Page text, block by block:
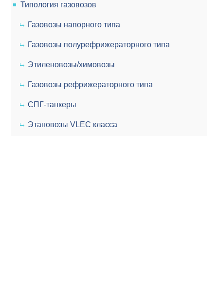
Типология газовозов
Газовозы напорного типа
Газовозы полурефрижераторного типа
Этиленовозы/химовозы
Газовозы рефрижераторного типа
СПГ-танкеры
Этановозы VLEC класса